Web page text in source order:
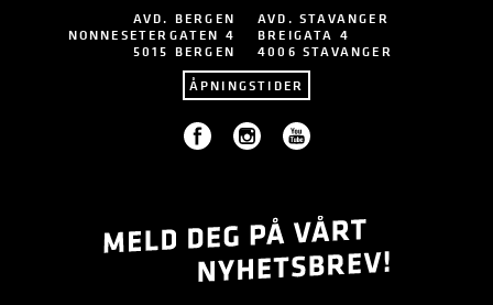
AVD. BERGEN
NONNESETERGATEN 4
5015 BERGEN
AVD. STAVANGER
BREIGATA 4
4006 STAVANGER
ÅPNINGSTIDER